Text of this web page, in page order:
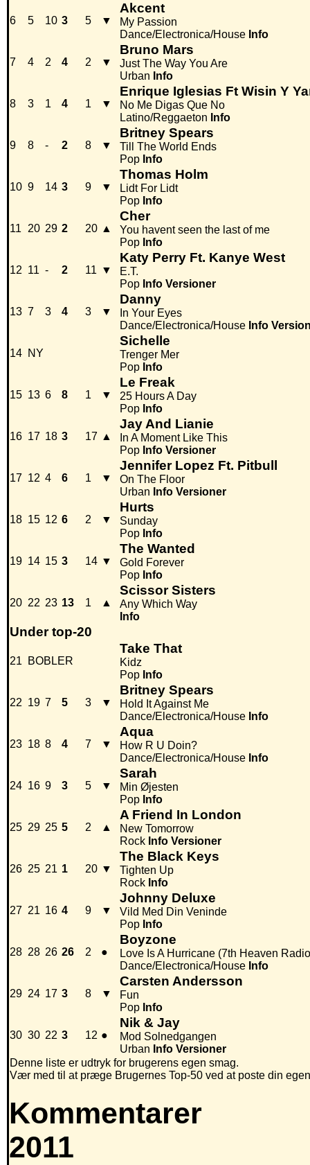
6 5 10 3 5 ▼
Akcent
My Passion
Dance/Electronica/House Info
7 4 2 4 2 ▼
Bruno Mars
Just The Way You Are
Urban Info
8 3 1 4 1 ▼
Enrique Iglesias Ft Wisin Y
No Me Digas Que No
Latino/Reggaeton Info
9 8 - 2 8 ▼
Britney Spears
Till The World Ends
Pop Info
10 9 14 3 9 ▼
Thomas Holm
Lidt For Lidt
Pop Info
11 20 29 2 20 ▲
Cher
You havent seen the last of me
Pop Info
12 11 - 2 11 ▼
Katy Perry Ft. Kanye West
E.T.
Pop Info Versioner
13 7 3 4 3 ▼
Danny
In Your Eyes
Dance/Electronica/House Info
14 NY
Sichelle
Trenger Mer
Pop Info
15 13 6 8 1 ▼
Le Freak
25 Hours A Day
Pop Info
16 17 18 3 17 ▲
Jay And Lianie
In A Moment Like This
Pop Info Versioner
17 12 4 6 1 ▼
Jennifer Lopez Ft. Pitbull
On The Floor
Urban Info Versioner
18 15 12 6 2 ▼
Hurts
Sunday
Pop Info
19 14 15 3 14 ▼
The Wanted
Gold Forever
Pop Info
20 22 23 13 1 ▲
Scissor Sisters
Any Which Way
Info
Under top-20
21 BOBLER
Take That
Kidz
Pop Info
22 19 7 5 3 ▼
Britney Spears
Hold It Against Me
Dance/Electronica/House Info
23 18 8 4 7 ▼
Aqua
How R U Doin?
Dance/Electronica/House Info
24 16 9 3 5 ▼
Sarah
Min Øjesten
Pop Info
25 29 25 5 2 ▲
A Friend In London
New Tomorrow
Rock Info Versioner
26 25 21 1 20 ▼
The Black Keys
Tighten Up
Rock Info
27 21 16 4 9 ▼
Johnny Deluxe
Vild Med Din Veninde
Pop Info
28 28 26 26 2 ●
Boyzone
Love Is A Hurricane (7th Heaven
Dance/Electronica/House Info
29 24 17 3 8 ▼
Carsten Andersson
Fun
Pop Info
30 30 22 3 12 ●
Nik & Jay
Mod Solnedgangen
Urban Info Versioner
Denne liste er udtryk for brugerens egen smag.
Vær med til at præge Brugernes Top-50 ved at poste din
Kommentarer
2011